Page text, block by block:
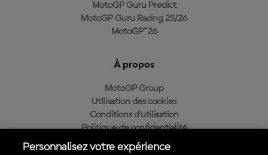
MotoGP Guru Predict
MotoGP Guru Racing 25/26
MotoGP™26
À propos
MotoGP Group
Utilisation des cookies
Conditions d'utilisation
Politique de confidentialité
Politique d’achat
Personnalisez votre expérience